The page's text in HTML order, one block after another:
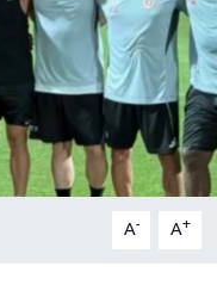
A- A+
izle